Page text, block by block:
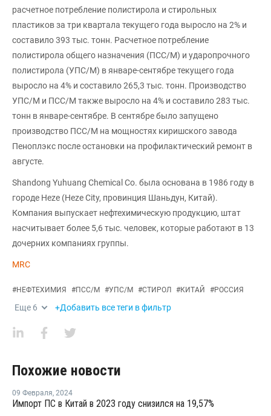
расчетное потребление полистирола и стирольных
пластиков за три квартала текущего года выросло на 2% и
составило 393 тыс. тонн. Расчетное потребление
полистирола общего назначения (ПСС/М) и ударопрочного
полистирола (УПС/М) в январе-сентябре текущего года
выросло на 4% и составило 265,3 тыс. тонн. Производство
УПС/М и ПСС/М также выросло на 4% и составило 283 тыс.
тонн в январе-сентябре. В сентябре было запущено
производство ПСС/М на мощностях киришского завода
Пеноплэкс после остановки на профилактический ремонт в
августе.
Shandong Yuhuang Chemical Co. была основана в 1986 году в
городе Heze (Heze City, провинция Шаньдун, Китай).
Компания выпускает нефтехимическую продукцию, штат
насчитывает более 5,6 тыс. человек, которые работают в 13
дочерних компаниях группы.
MRC
#НЕФТЕХИМИЯ #ПСС/М #УПС/М #СТИРОЛ #КИТАЙ #РОССИЯ
Еще 6 +Добавить все теги в фильтр
Похожие новости
09 Февраля, 2024
Импорт ПС в Китай в 2023 году снизился на 19,57%